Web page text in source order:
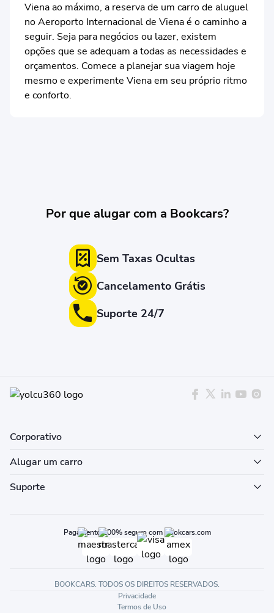
Viena ao máximo, a reserva de um carro de aluguel
no Aeroporto Internacional de Viena é o caminho a
seguir. Seja para negócios ou lazer, existem
opções que se adequam a todas as necessidades e
orçamentos. Comece a planejar sua viagem hoje
mesmo e experimente Viena em seu próprio ritmo
e conforto.
Por que alugar com a Bookcars?
Sem Taxas Ocultas
Cancelamento Grátis
Suporte 24/7
Corporativo
Alugar um carro
Suporte
Pagamento 100% seguro com Bookcars.com
BOOKCARS. TODOS OS DIREITOS RESERVADOS.
Privacidade
Termos de Uso